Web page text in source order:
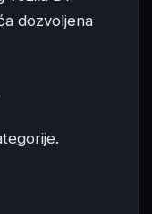
dozvoljena